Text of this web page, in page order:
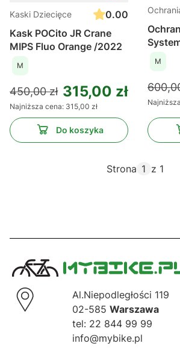
Kaski Dziecięce
0.00
Kask POCito JR Crane
MIPS Fluo Orange /2022
M
450,00 zł 315,00 zł
Najniższa cena: 315,00 zł
Do koszyka
M
Strona z 1
Al.Niepodległości 119
02-585 Warszawa
tel: 22 844 99 99
info@mybike.pl